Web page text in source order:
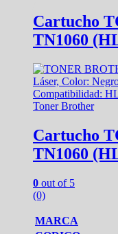
Cartucho
TN1060
Toner Brother
Cartucho
TN1060
0 out of 5
(0)
MARCA